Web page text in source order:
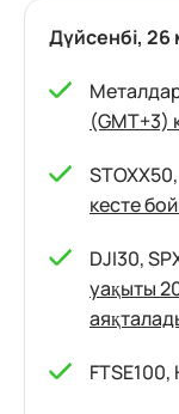
Дүйсенбі,
(GMT+3)
кесте
DJI30,
уақыты
FTSE100,